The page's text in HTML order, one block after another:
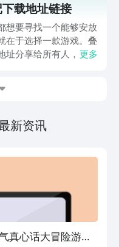
游戏的热度非常之
卫的背景设定，还是紧
，都吸引着不少同学的
要提前进行预约，方便
载地址链接
想要寻找一个能够安放
在于选择一款游戏。叠
址分享给所有人，这一
下载这款游戏，其实方
吧。
更多
新资讯
真心话大冒险游戏